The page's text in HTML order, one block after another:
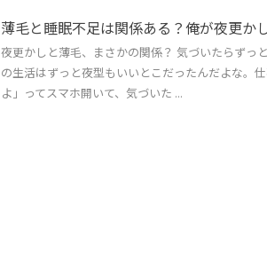
薄毛と睡眠不足は関係ある？俺が夜更か
夜更かしと薄毛、まさかの関係？ 気づいたらずっ
の生活はずっと夜型もいいとこだったんだよな。
よ」ってスマホ開いて、気づいた ...